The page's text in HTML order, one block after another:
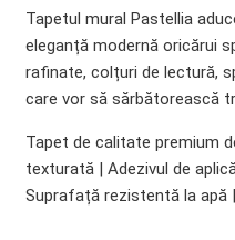
Tapetul mural Pastellia
eleganță modernă oricărui
rafinate, colțuri de lectură,
care vor să sărbătorească
Tapet de calitate premium
texturată | Adezivul de
Suprafață rezistentă la apă